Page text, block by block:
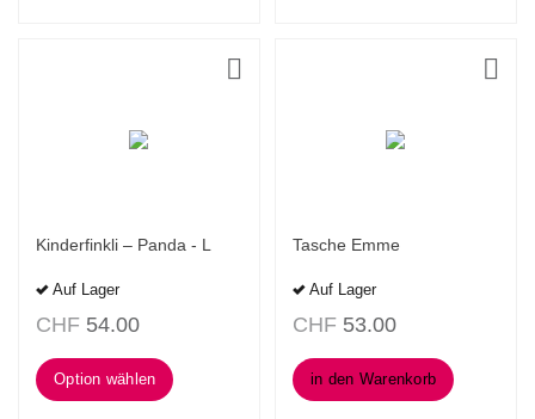
Kinderfinkli – Panda - L
Auf Lager
CHF 54.00
Option wählen
Tasche Emme
Auf Lager
CHF 53.00
in den Warenkorb